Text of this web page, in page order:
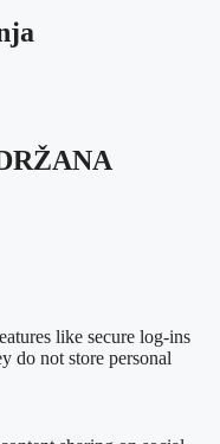
like secure log-ins
do not store personal